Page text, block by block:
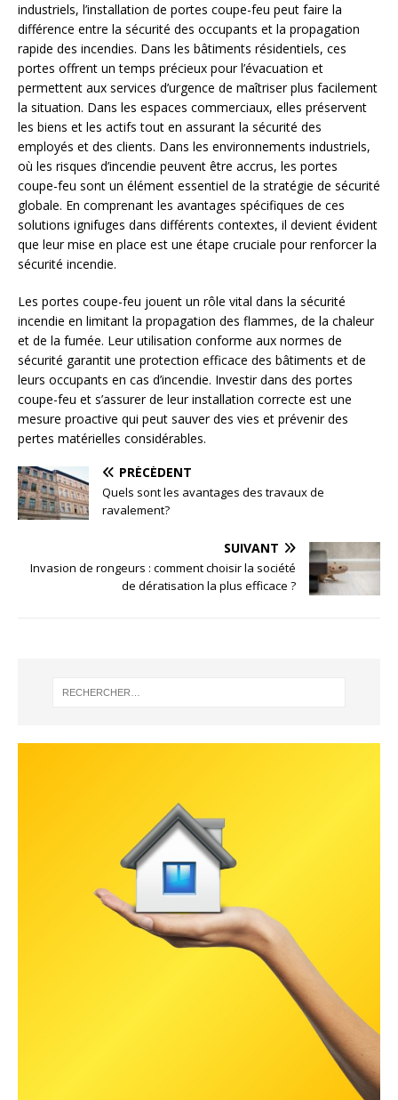
industriels, l’installation de portes coupe-feu peut faire la
différence entre la sécurité des occupants et la propagation
rapide des incendies. Dans les bâtiments résidentiels, ces
portes offrent un temps précieux pour l’évacuation et
permettent aux services d’urgence de maîtriser plus facilement
la situation. Dans les espaces commerciaux, elles préservent
les biens et les actifs tout en assurant la sécurité des
employés et des clients. Dans les environnements industriels,
où les risques d’incendie peuvent être accrus, les portes
coupe-feu sont un élément essentiel de la stratégie de sécurité
globale. En comprenant les avantages spécifiques de ces
solutions ignifuges dans différents contextes, il devient évident
que leur mise en place est une étape cruciale pour renforcer la
sécurité incendie.
Les portes coupe-feu jouent un rôle vital dans la sécurité
incendie en limitant la propagation des flammes, de la chaleur
et de la fumée. Leur utilisation conforme aux normes de
sécurité garantit une protection efficace des bâtiments et de
leurs occupants en cas d’incendie. Investir dans des portes
coupe-feu et s’assurer de leur installation correcte est une
mesure proactive qui peut sauver des vies et prévenir des
pertes matérielles considérables.
PRÉCÉDENT
Quels sont les avantages des travaux de
ravalement?
SUIVANT
Invasion de rongeurs : comment choisir la société
de dératisation la plus efficace ?